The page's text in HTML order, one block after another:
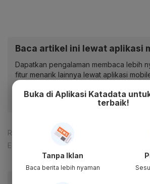
Baca artikel ini lewat aplikasi
Dapatkan pengalaman membaca lebih
fitur menarik lainnya lewat aplikasi
Reporter:
Amelia Yesidora
Editor:
Ameidyo Daud Nasution
Buka di Aplikasi Katadata
terbaik!
Tanpa Iklan
Baca berita lebih nyaman